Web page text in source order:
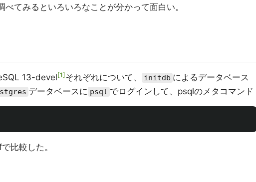
てみるといろいろなことが分かって面白い。
13-devel 1 それぞれについて、 initdb によるデータベース
データベースに psql でログインして、psqlのメタコマンド
比較した。